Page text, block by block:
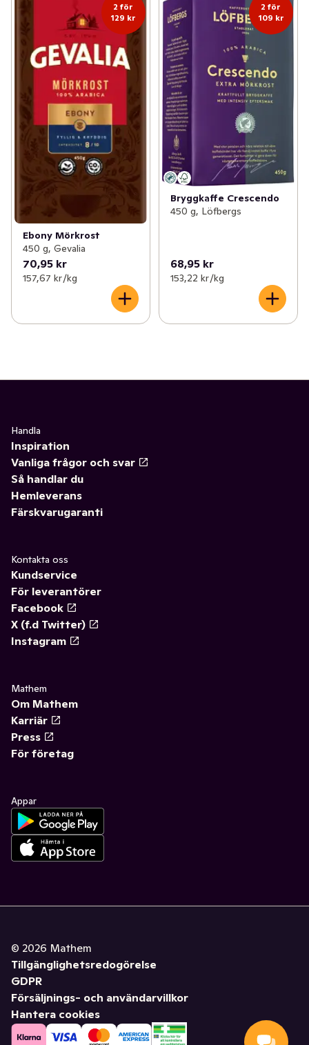
2 för
129 kr
Ebony Mörkrost
450 g, Gevalia
70,95 kr
157,67 kr /kg
2 för
109 kr
Bryggkaffe Crescendo
450 g, Löfbergs
68,95 kr
153,22 kr /kg
Handla
Inspiration
Vanliga frågor och svar
Så handlar du
Hemleverans
Färskvarugaranti
Kontakta oss
Kundservice
För leverantörer
Facebook
X (f.d Twitter)
Instagram
Mathem
Om Mathem
Karriär
Press
För företag
Appar
© 2026 Mathem
Tillgänglighetsredogörelse
GDPR
Försäljnings- och användarvillkor
Hantera cookies